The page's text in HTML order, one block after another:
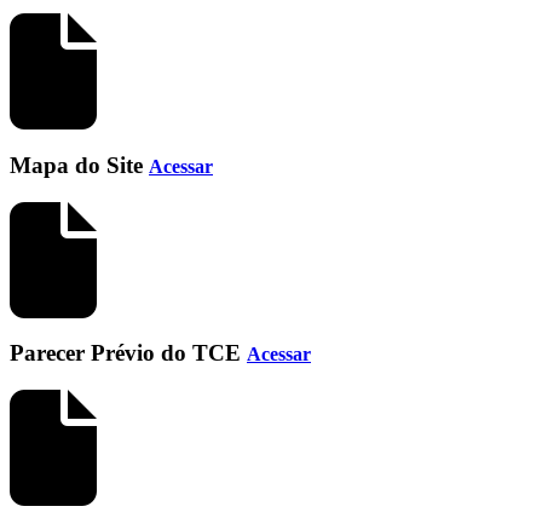
Mapa do Site Acessar
Parecer Prévio do TCE Acessar